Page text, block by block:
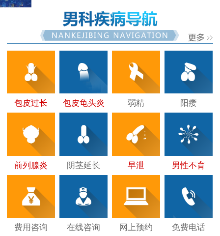
包皮过长 包皮龟头炎 弱精 阳痿
前列腺炎 阴茎延长 早泄 男性不育
费用咨询 在线咨询 网上预约 免费电话